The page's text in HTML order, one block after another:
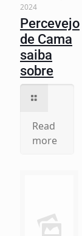
2024
Percevejo
de Cama
saiba
sobre
Read
more